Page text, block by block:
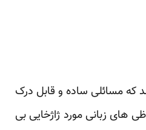
مسائلی ساده و قابل درک
های زبانی مورد ژاژخایی بی